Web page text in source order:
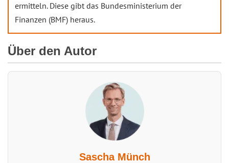
ermitteln. Diese gibt das Bundesministerium der
Finanzen (BMF) heraus.
Über den Autor
Sascha Münch